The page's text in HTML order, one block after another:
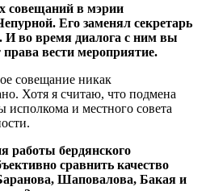
совещаний в мэрии
Его заменял секретарь
И во время диалога с ним вы
вести мероприятие.
совещание никак
Хотя я считаю, что подмена
исполкома и местного совета
работы бердянского
сравнить качество
Шаповалова, Бакая и